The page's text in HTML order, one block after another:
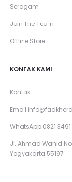
Seragam
Join The Team
Offline Store
KONTAK KAMI
Kontak
Email
WhatsApp 0821 3491
Jl. Ahmad Wahid
Yogyakarta 55197